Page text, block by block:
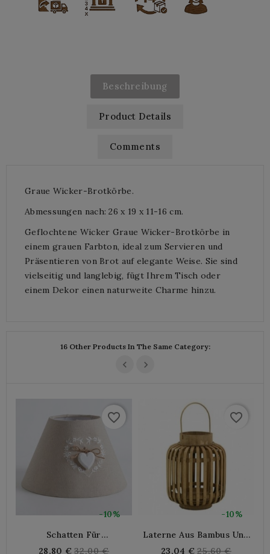
Beschreibung
Product Details
Comments
Graue Wicker-Brotkörbe.
Abmessungen nach: 26 x 19 x 11-16 cm.
Geflochtene Wicker Graue Wicker-Brotkörbe in
einem grauen Farbton, ideal zum Servieren und
Präsentieren von Brot auf elegante Weise. Sie sind
vielseitig und langlebig, fügt Ihrem Tisch oder
einem Dekor einen naturweite Charme hinzu.
16 Other Products In The Same Category:
-10%
favorite_border
Schatten Für
28,80 € Regular
32,00 €
-10%
favorite_border
Laterne Aus Bambus Und
23,04 € Regular
25,60 €